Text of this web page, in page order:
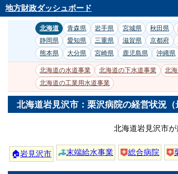
地方財政ダッシュボード
北海道 青森県 岩手県 宮城県 秋田県
静岡県
愛知県 三重県 滋賀県 京都府
熊本県
大分県 宮崎県 鹿児島県 沖縄県
北海道の水道事業 北海道の下水道事業 北
北海道の工業用水道事業
北海道岩見沢市：栗沢病院の経営状況（
北海道岩見沢市
🏠岩見沢市 末端給水事業 総合病院